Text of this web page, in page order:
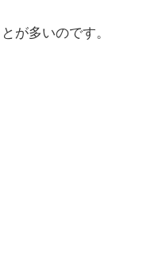
が多いのです。